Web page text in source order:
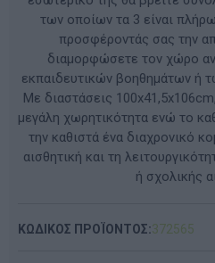
των οποίων τα 3 είναι
προσφέροντάς σας την
διαμορφώσετε τον χώρο
εκπαιδευτικών βοηθημάτων ή
Με διαστάσεις
μεγάλη χωρητικότητα ενώ το
την καθιστά ένα διαχρονικό
αισθητική και τη
ή σχολικής
ΚΩΔΙΚΟΣ ΠΡΟΪΟΝΤΟΣ:372565